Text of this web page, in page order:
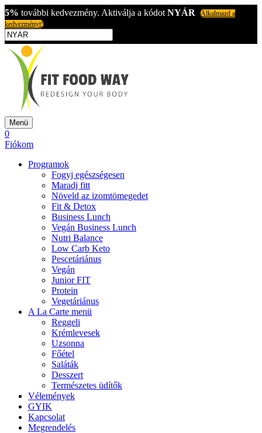
5% további kedvezmény. Aktiválja a kódot NYÁR
Alkalmazd a
kedvezményt!
Menü
0
Fiókom
Programok
Fogyj egészségesen
Maradj fitt
Növeld az izomtömegedet
Fit & Detox
Business Lunch
Vegán Business Lunch
Nutri Balance
Low Carb Keto
Pescetáriánus
Vegán
Junior FIT
Protein
Vegetáriánus
A La Carte menü
Reggeli
Krémlevesek
Uzsonna
Főétel
Saláták
Desszert
Természetes üdítők
Vélemények
GYIK
Kapcsolat
Megrendelés